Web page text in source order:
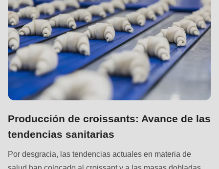
Passing
null
to
parameter
#1
($string)
type
is
deprecated
in
Drupal\rondo_contact\ContactService-
Producción de croissants: Avance de las
tendencias sanitarias
Por desgracia, las tendencias actuales en materia de